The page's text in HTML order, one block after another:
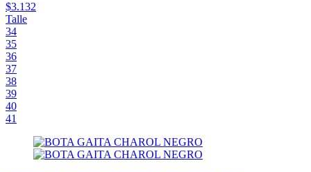
$3.132
Talle
34
35
36
37
38
39
40
41